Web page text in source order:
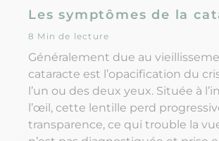
Les symptômes de la
8 Min de lecture
Généralement due au
cataracte est l’opacification du
l’un ou des deux yeux. Située à
l’œil, cette lentille perd
transparence, ce qui trouble la